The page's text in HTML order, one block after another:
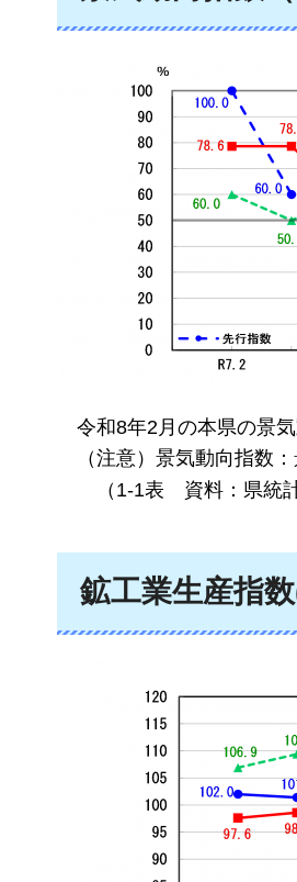
令和8年2月の本県の景
（注意）景気動向指数
（ 1-1表 資料：県統
鉱工業生産指